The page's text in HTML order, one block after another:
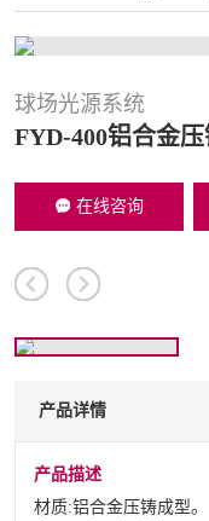
FLZ-C 半格栅笼式足球
FLZ-D PE包塑笼式足球
片装组
球场光源系统
FYD-400铝合金压
在线咨询
产品详情
产品描述
材质:铝合金压铸成型。